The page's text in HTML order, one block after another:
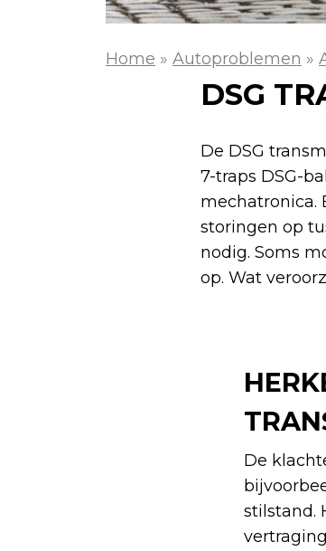
Home » Autoproblemen »
DSG
De DSG
7-traps DSG-
mechatronica.
storingen op
nodig. Soms
op. Wat
De
stilstand.